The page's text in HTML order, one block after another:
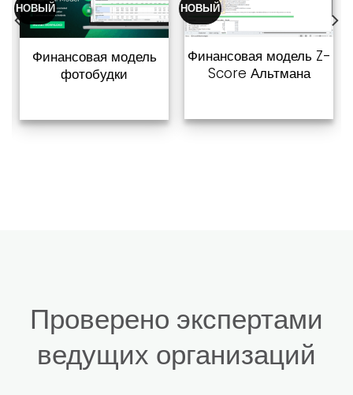
НОВЫЙ
Добавить
в список
Финансовая модель
фотобудки
НОВЫЙ
в список
желаний
Финансовая модель Z-
Score Альтмана
Проверено экспертами
ведущих организаций